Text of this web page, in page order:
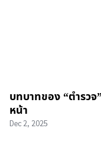
บทบาทของ “ตำรวจ
หน้า
Dec 2, 2025